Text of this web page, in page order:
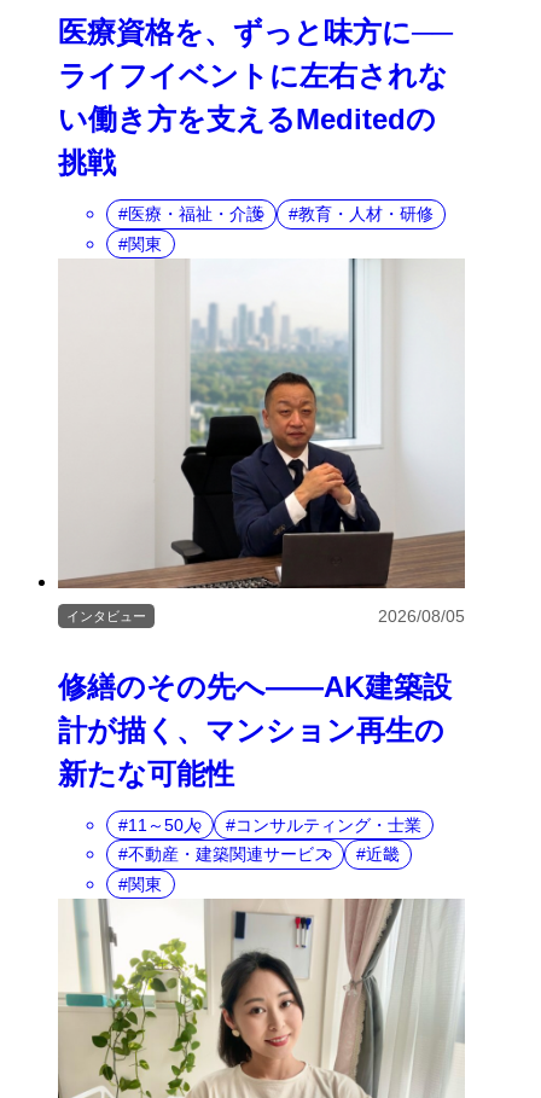
医療資格を、ずっと味方に──
ライフイベントに左右されな
い働き方を支えるMeditedの
挑戦
医療・福祉・介護
教育・人材・研修
関東
修繕のその先へ――AK建築設
計が描く、マンション再生の
新たな可能性
インタビュー 2026/08/05
11～50人
コンサルティング・士業
不動産・建築関連サービス
近畿
関東